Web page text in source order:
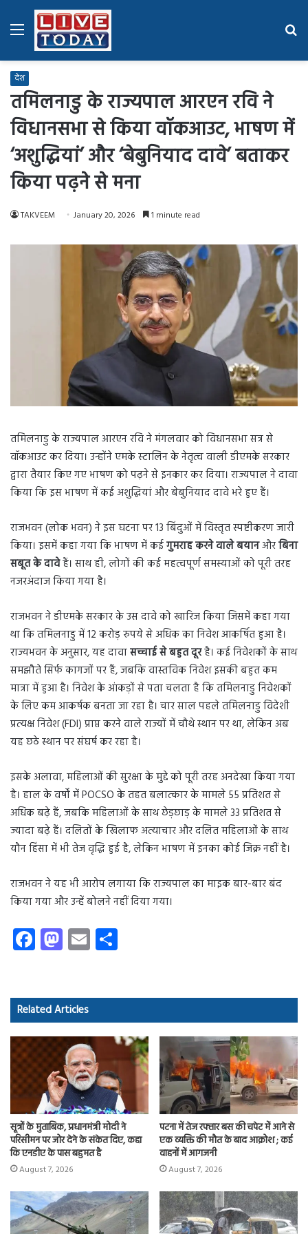
Menu
देश
तमिलनाडु के राज्यपाल आरएन रवि ने
विधानसभा से किया वॉकआउट, भाषण में
‘अशुद्धियां’ और ‘बेबुनियाद दावे’ बताकर
किया पढ़ने से मना
TAKVEEM January 20, 2026 1 minute read
तमिलनाडु के राज्यपाल आरएन रवि ने मंगलवार को विधानसभा सत्र से
वॉकआउट कर दिया। उन्होंने एमके स्टालिन के नेतृत्व वाली डीएमके सरकार
द्वारा तैयार किए गए भाषण को पढ़ने से इनकार कर दिया। राज्यपाल ने दावा
किया कि इस भाषण में कई अशुद्धियां और बेबुनियाद दावे भरे हुए हैं।
राजभवन (लोक भवन) ने इस घटना पर 13 बिंदुओं में विस्तृत स्पष्टीकरण जारी
किया। इसमें कहा गया कि भाषण में कईगुमराह करने वाले बयानऔरबिना
सबूत के दावेहैं। साथ ही, लोगों की कई महत्वपूर्ण समस्याओं को पूरी तरह
नजरअंदाज किया गया है।
राजभवन ने डीएमके सरकार के उस दावे को खारिज किया जिसमें कहा गया
था कि तमिलनाडु में 12 करोड़ रुपये से अधिक का निवेश आकर्षित हुआ है।
राज्यभवन के अनुसार, यह दावासच्चाई से बहुत दूरहै। कई निवेशकों के साथ
समझौते सिर्फ कागजों पर हैं, जबकि वास्तविक निवेश इसकी बहुत कम
मात्रा में हुआ है। निवेश के आंकड़ों से पता चलता है कि तमिलनाडु निवेशकों
के लिए कम आकर्षक बनता जा रहा है। चार साल पहले तमिलनाडु विदेशी
प्रत्यक्ष निवेश (FDI) प्राप्त करने वाले राज्यों में चौथे स्थान पर था, लेकिन अब
यह छठे स्थान पर संघर्ष कर रहा है।
इसके अलावा, महिलाओं की सुरक्षा के मुद्दे को पूरी तरह अनदेखा किया गया
है। हाल के वर्षों में POCSO के तहत बलात्कार के मामले 55 प्रतिशत से
अधिक बढ़े हैं, जबकि महिलाओं के साथ छेड़छाड़ के मामले 33 प्रतिशत से
ज्यादा बढ़े हैं। दलितों के खिलाफ अत्याचार और दलित महिलाओं के साथ
यौन हिंसा में भी तेज वृद्धि हुई है, लेकिन भाषण में इनका कोई जिक्र नहीं है।
राजभवन ने यह भी आरोप लगाया कि राज्यपाल का माइक बार-बार बंद
किया गया और उन्हें बोलने नहीं दिया गया।
Fa
ce
o
ok
M
as
d
o
n
E
m
Related Articles
सूत्रों के मुताबिक, प्रधानमंत्री मोदी ने
परिसीमन पर जोर देने के संकेत दिए, कहा
कि एनडीए के पास बहुमत है
August 7, 2026
पटना में तेज रफ्तार बस की चपेट में आने से
एक व्यक्ति की मौत के बाद आक्रोश ; कई
वाहनों में आगजनी
August 7, 2026